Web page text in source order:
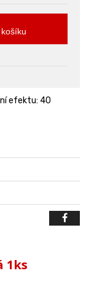
efektu: 40
1ks